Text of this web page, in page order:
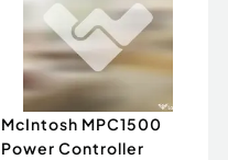
McIntosh MPC1500
Power Controller